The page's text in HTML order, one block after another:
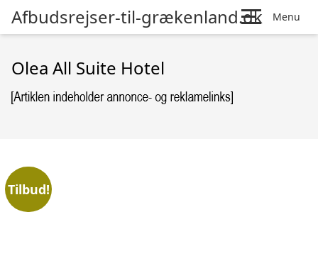
Afbudsrejser-til-grækenland.dk Menu
Olea All Suite Hotel
Tilbud!